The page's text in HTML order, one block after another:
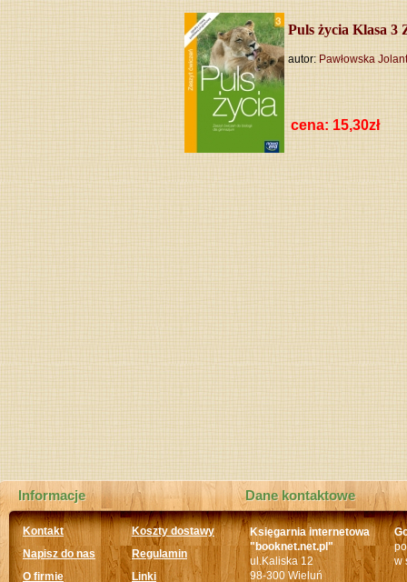
Puls życia Klasa 3
autor: Pawłowska
cena:
Informacje
Kontakt
Koszty dostawy
Napisz do nas
Regulamin
O firmie
Linki
Dane kontaktowe
Księgarnia internetowa
"booknet.net.pl"
ul.Kaliska 12
98-300 Wieluń
w